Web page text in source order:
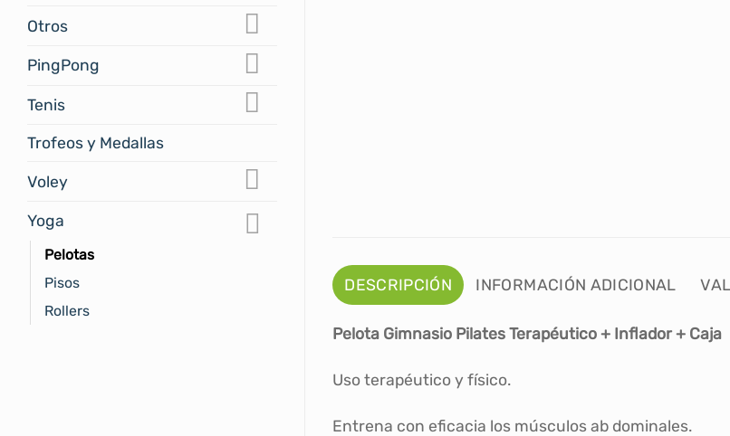
Otros
PingPong
Tenis
Trofeos y Medallas
Voley
Yoga
Pelotas
Pisos
Rollers
DESCRIPCIÓN INFORMACIÓN ADICIONAL
Pelota Gimnasio Pilates Terapéutico + Inflador + Caja
Uso terapéutico y físico.
Entrena con eficacia los músculos ab dominales.